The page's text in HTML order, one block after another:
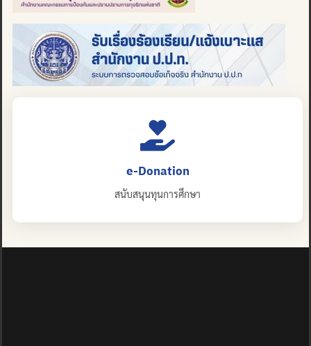
e-Donation
สนับสนุนทุนการศึกษา